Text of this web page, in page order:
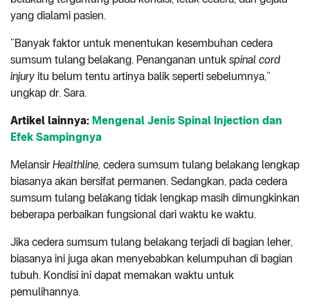
yang dialami pasien.
“Banyak faktor untuk menentukan kesembuhan cedera
sumsum tulang belakang. Penanganan untuk spinal cord
injury itu belum tentu artinya balik seperti sebelumnya,”
ungkap dr. Sara.
Artikel lainnya: Mengenal Jenis Spinal Injection dan
Efek Sampingnya
Melansir Healthline, cedera sumsum tulang belakang lengkap
biasanya akan bersifat permanen. Sedangkan, pada cedera
sumsum tulang belakang tidak lengkap masih dimungkinkan
beberapa perbaikan fungsional dari waktu ke waktu.
Jika cedera sumsum tulang belakang terjadi di bagian leher,
biasanya ini juga akan menyebabkan kelumpuhan di bagian
tubuh. Kondisi ini dapat memakan waktu untuk
pemulihannya.